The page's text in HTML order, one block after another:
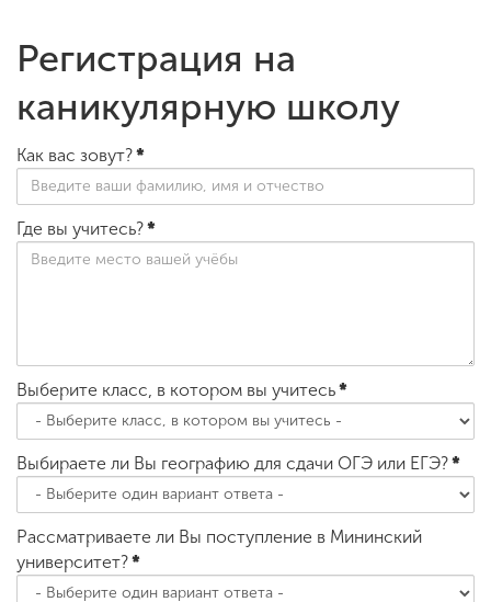
Регистрация на
каникулярную школу
Как вас зовут?*
Где вы учитесь?*
Выберите класс, в котором вы учитесь*
Выбираете ли Вы географию для сдачи ОГЭ или ЕГЭ?*
Рассматриваете ли Вы поступление в Мининский
университет?*